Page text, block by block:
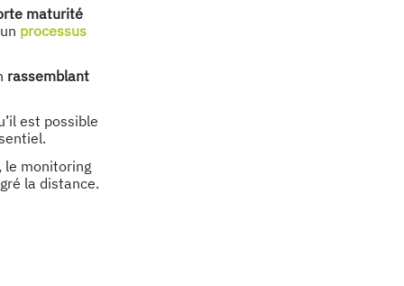
maturité
processus
rassemblant
est possible
le monitoring
la distance.